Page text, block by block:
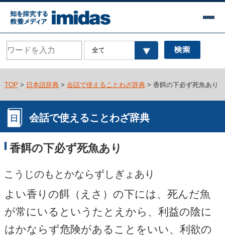
TOP > 日本語辞典> 会話で使えることわざ辞典> 香餌の下必ず死魚あり
会話で使えることわざ辞典
香餌の下必ず死魚あり
こうじのもとかならずしぎょあり
よい香りの餌（えさ）の下には、死んだ魚
が常にいるというたとえから、利益の陰に
はかならず危険があることをいい、利欲の